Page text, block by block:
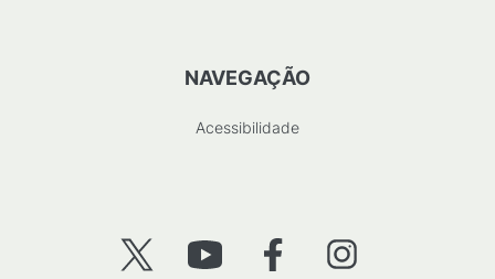
NAVEGAÇÃO
Acessibilidade